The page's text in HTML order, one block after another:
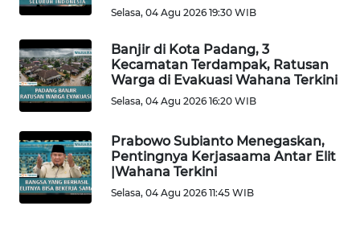
Selasa, 04 Agu 2026 19:30 WIB
Banjir di Kota Padang, 3
Kecamatan Terdampak, Ratusan
Warga di Evakuasi Wahana Terkini
Selasa, 04 Agu 2026 16:20 WIB
Prabowo Subianto Menegaskan,
Pentingnya Kerjasaama Antar Elit
|Wahana Terkini
Selasa, 04 Agu 2026 11:45 WIB
WN
WN
NTT
WN
KEPRI
WN
PAPUA